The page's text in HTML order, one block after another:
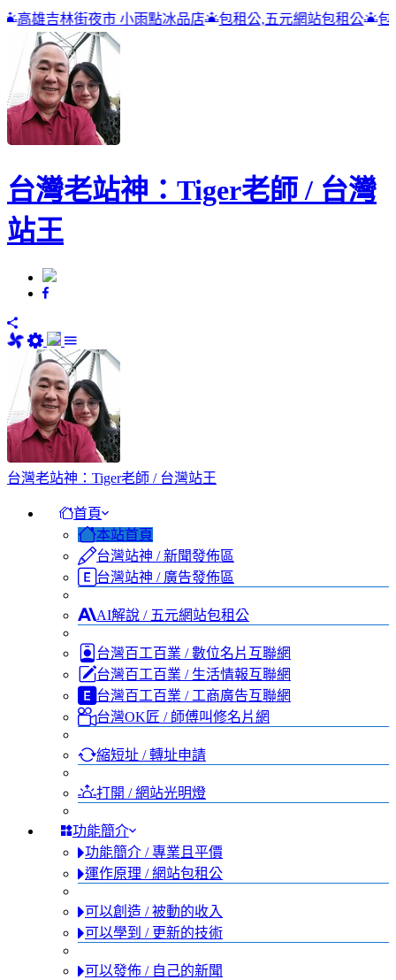
店 包租公,五元網站包租公 包租公
台灣老站神：Tiger老師 / 台灣
站王
台灣老站神：Tiger老師 / 台灣站王
首頁
本站首頁
台灣站神 / 新聞發佈區
台灣站神 / 廣告發佈區
AI解說 / 五元網站包租公
台灣百工百業 / 數位名片互聯網
台灣百工百業 / 生活情報互聯網
台灣百工百業 / 工商廣告互聯網
台灣OK匠 / 師傅叫修名片網
縮短址 / 轉址申請
打開 / 網站光明燈
功能簡介
功能簡介 / 專業且平價
運作原理 / 網站包租公
可以創造 / 被動的收入
可以學到 / 更新的技術
可以發佈 / 自己的新聞